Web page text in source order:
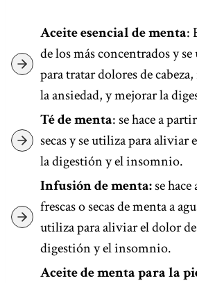
Aceite esencial de menta:
de los más concentrados y
para tratar dolores de
la ansiedad, y mejorar la
Té de menta: se hace a
secas y se utiliza para aliviar
la digestión y el insomnio.
Infusión de menta:se
frescas o secas de menta a
utiliza para aliviar el dolor de
digestión y el insomnio.
Aceite de menta para la